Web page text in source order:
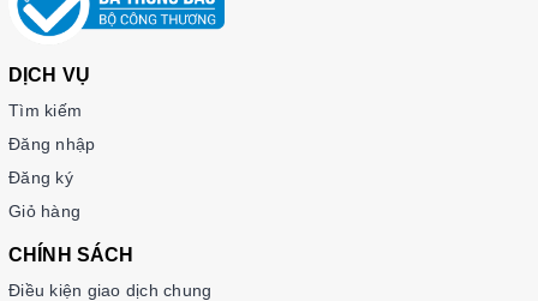
DỊCH VỤ
Tìm kiếm
Đăng nhập
Đăng ký
Giỏ hàng
CHÍNH SÁCH
Điều kiện giao dịch chung